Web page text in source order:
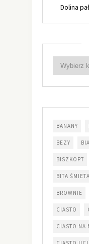
Dolina
BANANY
BEZY
BISZKOPT
BITA
BROWNIE
CIASTO
CIASTO NA